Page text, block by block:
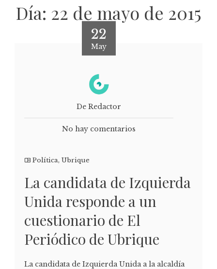
Día: 22 de mayo de 2015
22
May
De Redactor
No hay comentarios
Política, Ubrique
La candidata de Izquierda
Unida responde a un
cuestionario de El
Periódico de Ubrique
La candidata de Izquierda Unida a la alcaldía